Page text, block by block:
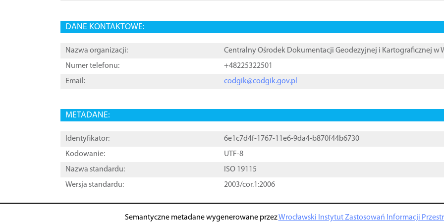
DANE KONTAKTOWE:
Nazwa organizacji:
Centralny Ośrodek Dokumentacji Geodezyjnej i Kartograficznej w
Numer telefonu:
+48225322501
Email:
codgik@codgik.gov.pl
METADANE:
Identyfikator:
6e1c7d4f-1767-11e6-9da4-b870f44b6730
Kodowanie:
UTF-8
Nazwa standardu:
ISO 19115
Wersja standardu:
2003/cor.1:2006
Semantyczne metadane wygenerowane przezWrocławski Instytut Zastosowań Informacji